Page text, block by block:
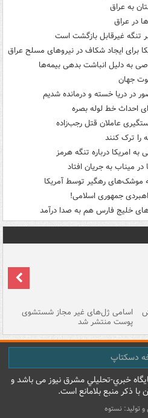
به عراق
تنگه غیرقابل بازگشت است
برای ایجاد شکاف در نیروهای مسلح عراق
به دلیل انباشت بدهی بیمه‌ها
جهان
احداث خط لوله بصره
عاملان قتل رجب‌زاده
را ترک کنند
امریکا درباره تنگه هرمز
میناب به جریان افتاد
موشک‌های رهگیر توسط آمریکا
جمهوری اسلامی!
خلیج فارس هم به صدا درآمد
اسامی ژل‌های غیر مجاز شستشوی
پوست منتشر شد
دسکتاپ
خبري-تحليلي مشرق نيوز می باشد و
با ذکر منبع بلامانع است.
تولید: نستوه